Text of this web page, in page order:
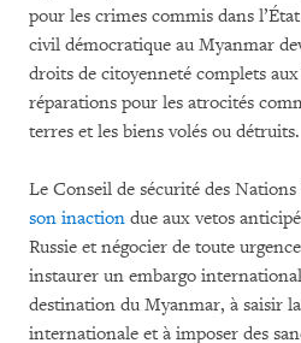
pour les crimes commis dans
civil démocratique au Myanmar
droits de citoyenneté complets
réparations pour les atrocités
terres et les biens volés ou détruits.
Le Conseil de sécurité des
son inaction due aux vetos
Russie et négocier de toute
instaurer un embargo
destination du Myanmar, à saisir
internationale et à imposer des